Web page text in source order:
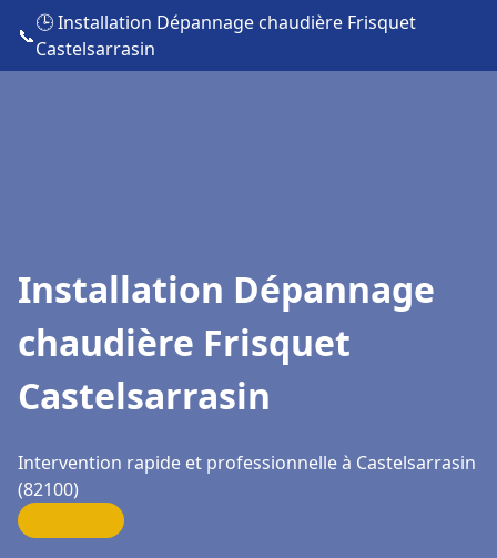
📞
🕒 Installation Dépannage chaudière Frisquet
Castelsarrasin
Installation Dépannage
chaudière Frisquet
Castelsarrasin
Intervention rapide et professionnelle à Castelsarrasin
(82100)